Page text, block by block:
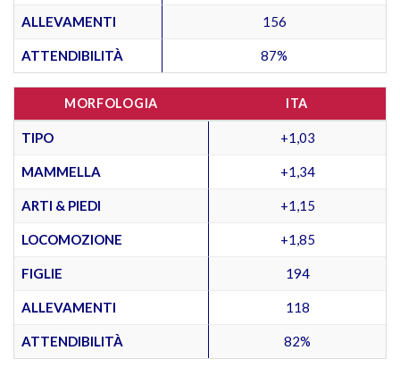
ALLEVAMENTI 156
ATTENDIBILITÀ 87%
MORFOLOGIA ITA
TIPO +1,03
MAMMELLA +1,34
ARTI & PIEDI +1,15
LOCOMOZIONE +1,85
FIGLIE 194
ALLEVAMENTI 118
ATTENDIBILITÀ 82%